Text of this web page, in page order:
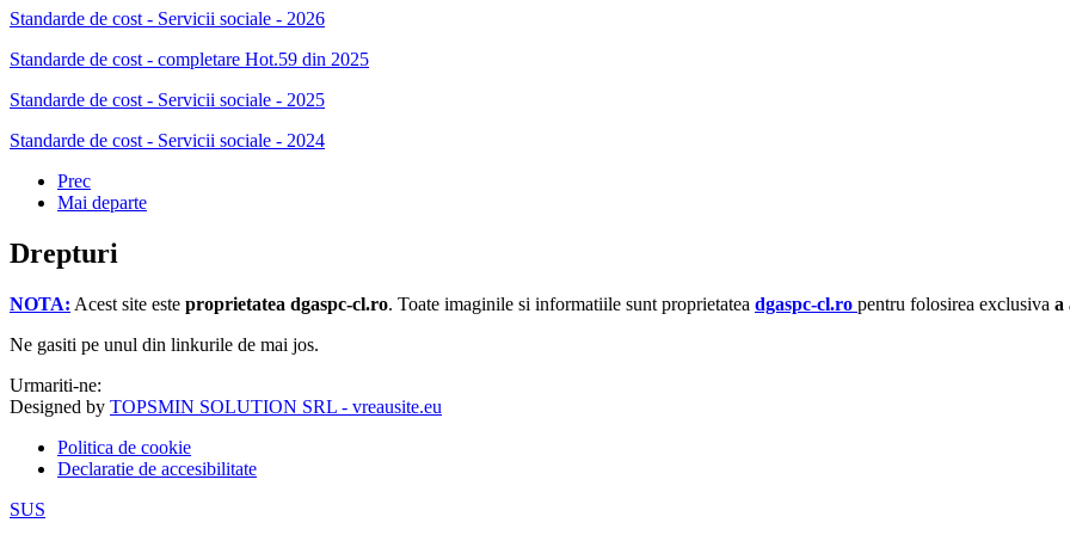
Standarde de cost - Servicii sociale - 2026
Standarde de cost - completare Hot.59 din 2025
Standarde de cost - Servicii sociale - 2025
Standarde de cost - Servicii sociale - 2024
Prec
Mai departe
Drepturi
NOTA: Acest site este proprietatea dgaspc-cl.ro. Toate imaginile si informatiile sunt proprietatea dgaspc-cl.ro pentru folosirea exclusiva a
Ne gasiti pe unul din linkurile de mai jos.
Urmariti-ne:
Designed by TOPSMIN SOLUTION SRL - vreausite.eu
Politica de cookie
Declaratie de accesibilitate
SUS